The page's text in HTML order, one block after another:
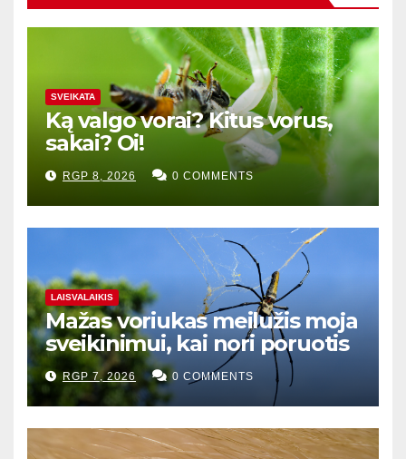
SVEIKATA
Ką valgo vorai? Kitus vorus,
sakai? Oi!
RGP 8, 2026 0 COMMENTS
LAISVALAIKIS
Mažas voriukas meilužis moja
sveikinimui, kai nori poruotis
RGP 7, 2026 0 COMMENTS